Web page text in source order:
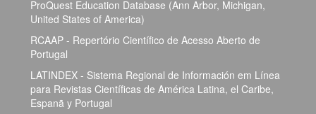
ProQuest Education Database (Ann Arbor, Michigan,
United States of America)
RCAAP - Repertório Científico de Acesso Aberto de
Portugal
LATINDEX - Sistema Regional de Información em Línea
para Revistas Científicas de América Latina, el Caribe,
Espanã y Portugal